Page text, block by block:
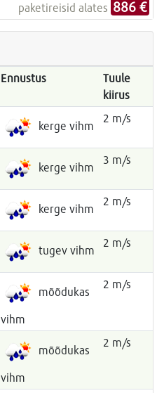
paketireisid alates 886 €
Ennustus
Tuule
kiirus
kerge vihm
2 m/s
kerge vihm
3 m/s
kerge vihm
2 m/s
tugev vihm
2 m/s
mõõdukas
vihm
2 m/s
mõõdukas
vihm
2 m/s